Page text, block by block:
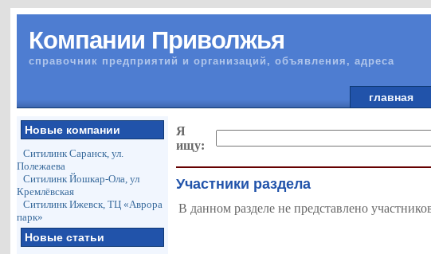
Компании Приволжья
справочник предприятий и организаций, объявления, адреса
главная
Новые компании
Ситилинк Саранск, ул.
Полежаева
Ситилинк Йошкар-Ола, ул
Кремлёвская
Ситилинк Ижевск, ТЦ «Аврора
парк»
Новые статьи
Я
ищу:
Участники раздела
В данном разделе не представлено